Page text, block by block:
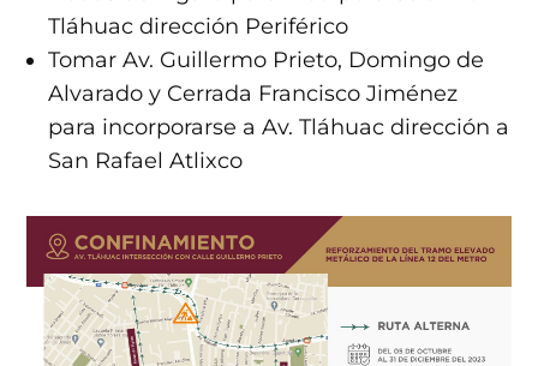
Tláhuac dirección Periférico
Tomar Av. Guillermo Prieto, Domingo de
Alvarado y Cerrada Francisco Jiménez
para incorporarse a Av. Tláhuac dirección a
San Rafael Atlixco